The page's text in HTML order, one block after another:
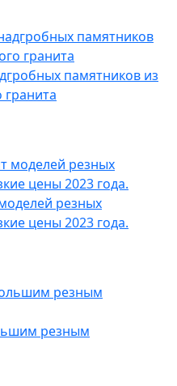
памятников из
гранита
резных
цены 2023 года.
резным